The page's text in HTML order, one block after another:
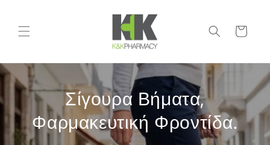
περιεχόμενο
Καλάθι
Σίγουρα Βήματα,
Φαρμακευτική Φροντίδα.